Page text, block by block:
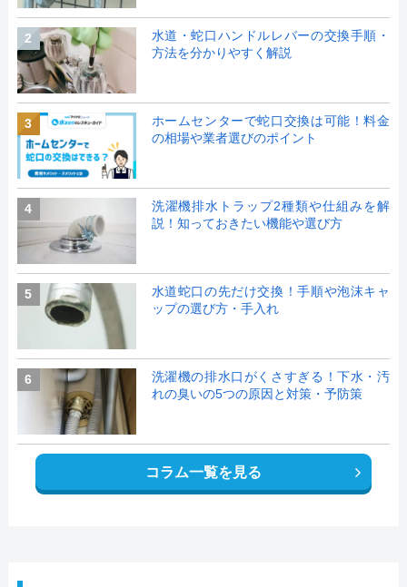
2
水道・蛇口ハンドルレバーの交換手順・
方法を分かりやすく解説
3
ホームセンターで蛇口交換は可能！料金
の相場や業者選びのポイント
4
洗濯機排水トラップ2種類や仕組みを解
説！知っておきたい機能や選び方
5
水道蛇口の先だけ交換！手順や泡沫キャ
ップの選び方・手入れ
6
洗濯機の排水口がくさすぎる！下水・汚
れの臭いの5つの原因と対策・予防策
コラム一覧を見る